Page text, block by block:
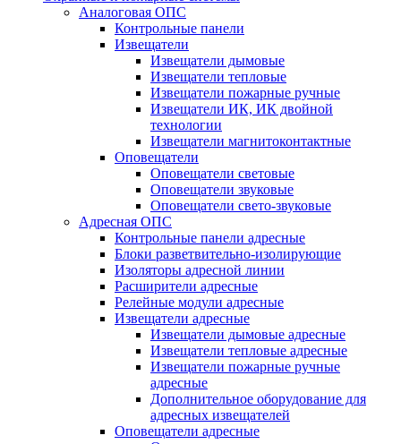
Аналоговая ОПС
Контрольные панели
Извещатели
Извещатели дымовые
Извещатели тепловые
Извещатели пожарные ручные
Извещатели ИК, ИК двойной
технологии
Извещатели магнитоконтактные
Оповещатели
Оповещатели световые
Оповещатели звуковые
Оповещатели свето-звуковые
Адресная ОПС
Контрольные панели адресные
Блоки разветвительно-изолирующие
Изоляторы адресной линии
Расширители адресные
Релейные модули адресные
Извещатели адресные
Извещатели дымовые адресные
Извещатели тепловые адресные
Извещатели пожарные ручные
адресные
Дополнительное оборудование для
адресных извещателей
Оповещатели адресные